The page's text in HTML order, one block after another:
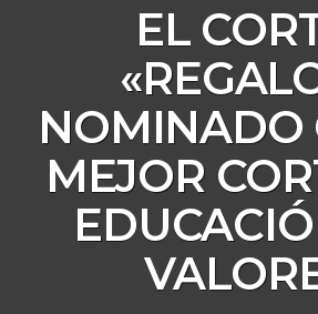
EL
NOMINADO
MEJOR